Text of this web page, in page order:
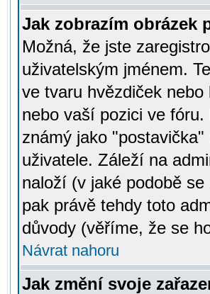
Jak zobrazím obrázek
Možná, že jste
uživatelským jménem.
ve tvaru hvězdiček
nebo vaší pozici ve
známý jako
uživatele. Záleží na
naloží (v jaké podobě
pak právě tehdy toto
důvody (věříme, že se
Návrat nahoru
Jak změní svoje